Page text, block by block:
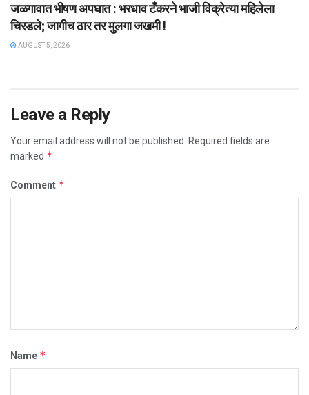
जळगावात भीषण अपघात : भरधाव टँकरने भाजी विक्रेत्या महिलेला
चिरडले; जागीच ठार तर मुलगा जखमी !
AUGUST 5, 2026
Leave a Reply
Your email address will not be published.
Required fields are
marked *
Comment *
Name *